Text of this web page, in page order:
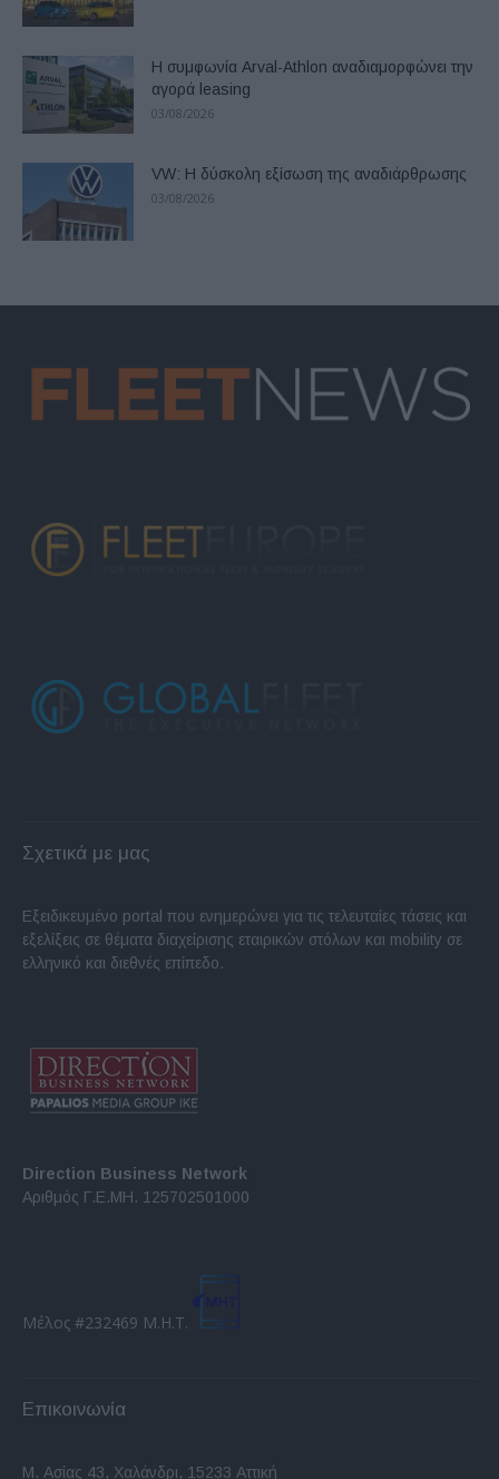
Η συμφωνία Arval-Athlon αναδιαμορφώνει την
αγορά leasing
03/08/2026
VW: Η δύσκολη εξίσωση της αναδιάρθρωσης
03/08/2026
Σχετικά με μας
Εξειδικευμένο portal που ενημερώνει για τις τελευταίες τάσεις και
εξελίξεις σε θέματα διαχείρισης εταιρικών στόλων και mobility σε
ελληνικό και διεθνές επίπεδο.
Direction Business Network
Αριθμός Γ.Ε.ΜΗ. 125702501000
Μέλος #232469 Μ.Η.Τ.
Επικοινωνία
Μ. Ασίας 43, Χαλάνδρι, 15233 Αττική